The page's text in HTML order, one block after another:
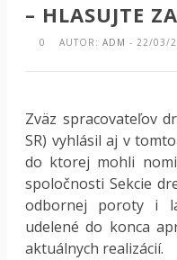
– HLASUJTE
0 AUTOR: ADM - 22/03/
Zväz spracovateľov
SR) vyhlásil aj v
do ktorej mohli
spoločnosti Sekcie
odbornej poroty i
udelené do konca
aktuálnych realizácií.